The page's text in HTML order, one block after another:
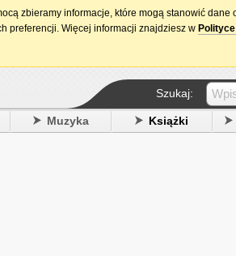
15. urodziny DataPremiery.pl
Szukaj:
Muzyka Książki
zbieramy informacje, które mogą stanowić
preferencji. Więcej informacji znajdziesz w